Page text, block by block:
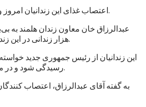
اعتصاب غذای این زندانیان امروز وارد چهارمین روزش شد.
عبدالرزاق خان معاون زندان هلمند به
هزار زندانی در این زندان اعتصاب غذایی کردند.
این زندانیان از رئیس جمهوری جدید خواسته
رسیدگی شود و در مجازات شان تخفیف بیاید.
به گفته آقای عبدالرزاق، اعتصاب